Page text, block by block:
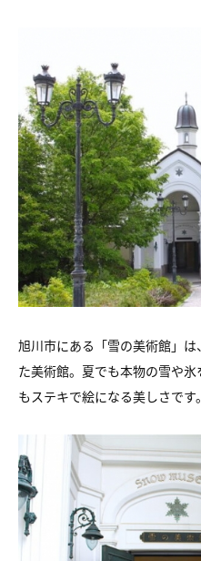
旭川市にある「雪の美術館」
た美術館。夏でも本物の雪や
もステキで絵になる美しさです。